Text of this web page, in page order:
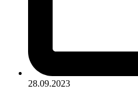
28.09.2023